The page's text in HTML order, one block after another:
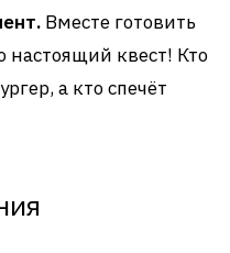
Вместе готовить
настоящий квест! Кто
а кто спечёт